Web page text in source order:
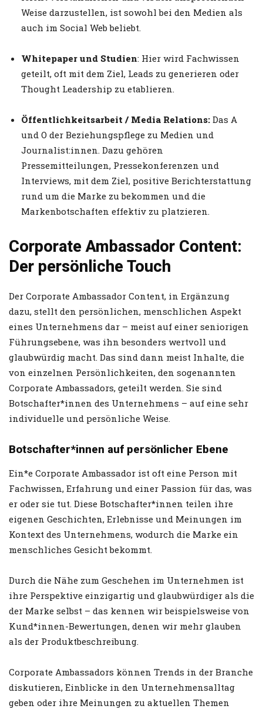
Weise darzustellen, ist sowohl bei den Medien als
auch im Social Web beliebt.
Whitepaper und Studien: Hier wird Fachwissen
geteilt, oft mit dem Ziel, Leads zu generieren oder
Thought Leadership zu etablieren.
Öffentlichkeitsarbeit / Media Relations: Das A
und O der Beziehungspflege zu Medien und
Journalist:innen. Dazu gehören
Pressemitteilungen, Pressekonferenzen und
Interviews, mit dem Ziel, positive Berichterstattung
rund um die Marke zu bekommen und die
Markenbotschaften effektiv zu platzieren.
Corporate Ambassador Content:
Der persönliche Touch
Der Corporate Ambassador Content, in Ergänzung
dazu, stellt den persönlichen, menschlichen Aspekt
eines Unternehmens dar – meist auf einer seniorigen
Führungsebene, was ihn besonders wertvoll und
glaubwürdig macht. Das sind dann meist Inhalte, die
von einzelnen Persönlichkeiten, den sogenannten
Corporate Ambassadors, geteilt werden. Sie sind
Botschafter*innen des Unternehmens – auf eine sehr
individuelle und persönliche Weise.
Botschafter*innen auf persönlicher Ebene
Ein*e Corporate Ambassador ist oft eine Person mit
Fachwissen, Erfahrung und einer Passion für das, was
er oder sie tut. Diese Botschafter*innen teilen ihre
eigenen Geschichten, Erlebnisse und Meinungen im
Kontext des Unternehmens, wodurch die Marke ein
menschliches Gesicht bekommt.
Durch die Nähe zum Geschehen im Unternehmen ist
ihre Perspektive einzigartig und glaubwürdiger als die
der Marke selbst – das kennen wir beispielsweise von
Kund*innen-Bewertungen, denen wir mehr glauben
als der Produktbeschreibung.
Corporate Ambassadors können Trends in der Branche
diskutieren, Einblicke in den Unternehmensalltag
geben oder ihre Meinungen zu aktuellen Themen